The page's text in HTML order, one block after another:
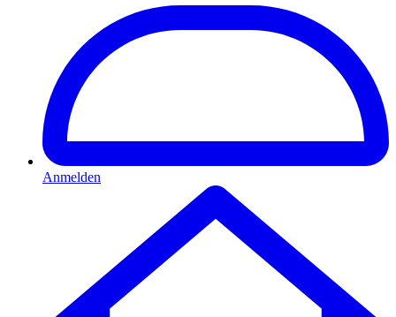
Anmelden